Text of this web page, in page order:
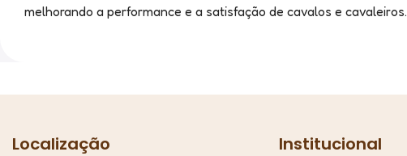
melhorando a performance e a satisfação de cavalos e cavaleiros.
Localização Institucional